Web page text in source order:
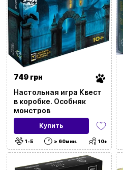
749 грн
Настольная игра Квест
в коробке. Особняк
монстров
Купить
1-5 > 60мин. 10+